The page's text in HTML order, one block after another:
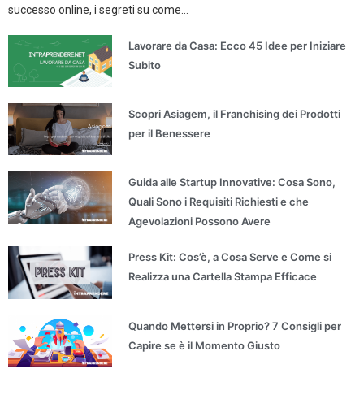
successo online, i segreti su come...
Lavorare da Casa: Ecco 45 Idee per Iniziare
Subito
Scopri Asiagem, il Franchising dei Prodotti
per il Benessere
Guida alle Startup Innovative: Cosa Sono,
Quali Sono i Requisiti Richiesti e che
Agevolazioni Possono Avere
Press Kit: Cos’è, a Cosa Serve e Come si
Realizza una Cartella Stampa Efficace
Quando Mettersi in Proprio? 7 Consigli per
Capire se è il Momento Giusto